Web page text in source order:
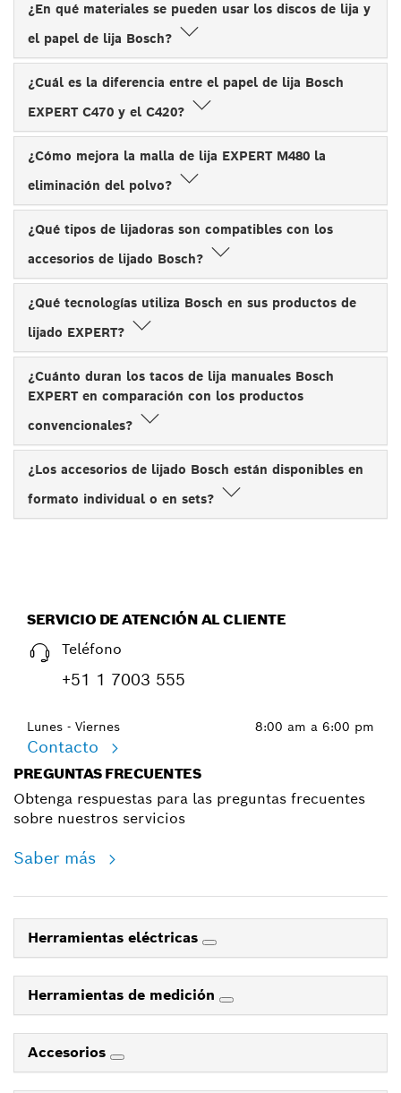
¿En qué materiales se pueden usar los discos de lija y
el papel de lija Bosch?
¿Cuál es la diferencia entre el papel de lija Bosch
EXPERT C470 y el C420?
¿Cómo mejora la malla de lija EXPERT M480 la
eliminación del polvo?
¿Qué tipos de lijadoras son compatibles con los
accesorios de lijado Bosch?
¿Qué tecnologías utiliza Bosch en sus productos de
lijado EXPERT?
¿Cuánto duran los tacos de lija manuales Bosch
EXPERT en comparación con los productos
convencionales?
¿Los accesorios de lijado Bosch están disponibles en
formato individual o en sets?
SERVICIO DE ATENCIÓN AL CLIENTE
Teléfono
+51 1 7003 555
Lunes - Viernes 8:00 am a 6:00 pm
Contacto
PREGUNTAS FRECUENTES
Obtenga respuestas para las preguntas frecuentes
sobre nuestros servicios
Saber más
Herramientas eléctricas
Herramientas de medición
Accesorios